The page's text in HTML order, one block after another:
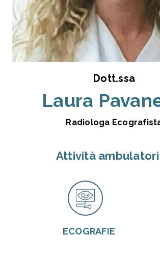
Dott.ssa
Laura
Radiologa
Attività
ECOGRAFIE